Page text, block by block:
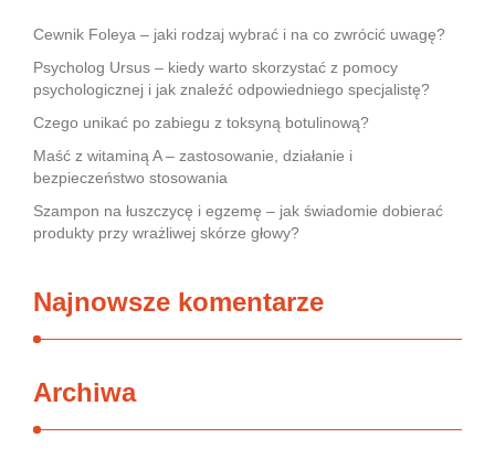
Cewnik Foleya – jaki rodzaj wybrać i na co zwrócić uwagę?
Psycholog Ursus – kiedy warto skorzystać z pomocy
psychologicznej i jak znaleźć odpowiedniego specjalistę?
Czego unikać po zabiegu z toksyną botulinową?
Maść z witaminą A – zastosowanie, działanie i
bezpieczeństwo stosowania
Szampon na łuszczycę i egzemę – jak świadomie dobierać
produkty przy wrażliwej skórze głowy?
Najnowsze komentarze
Archiwa